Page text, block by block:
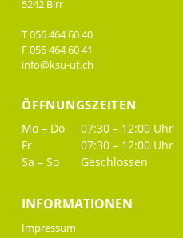
5242 Birr
T 056 464 60 40
F 056 464 60 41
info@ksu-ut.ch
ÖFFNUNGSZEITEN
Mo – Do 07:30 – 12:00 Uhr
Fr
07:30 – 12:00 Uhr
Sa – So
Geschlossen
INFORMATIONEN
Impressum